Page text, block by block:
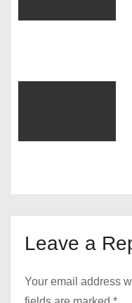
Leave a
Your email address